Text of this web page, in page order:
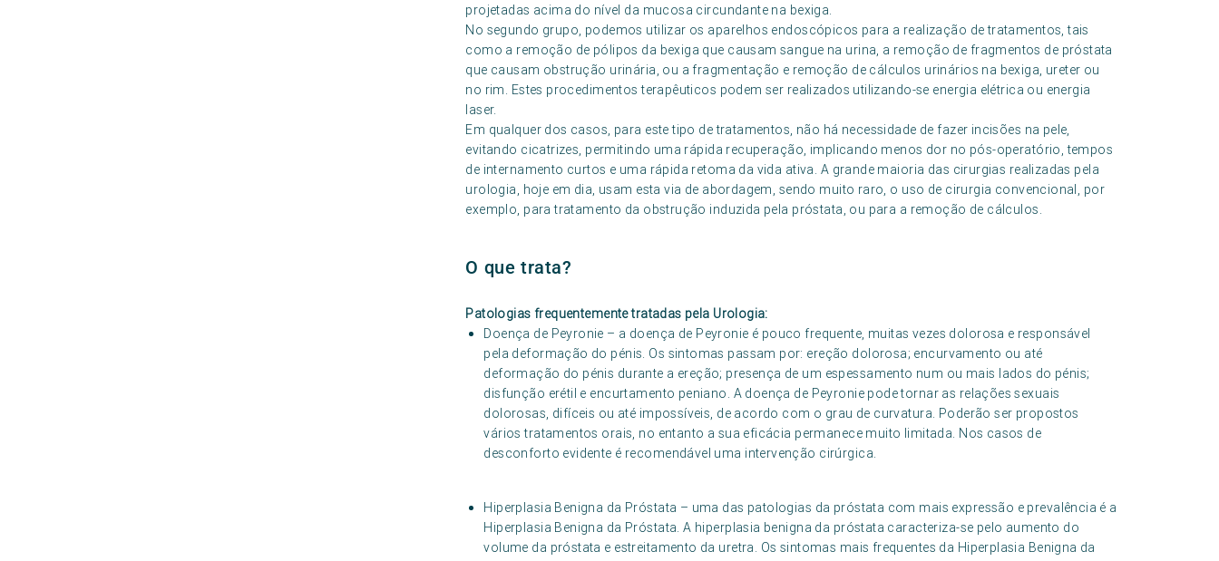
projetadas acima do nível da mucosa circundante na bexiga.
No segundo grupo, podemos utilizar os aparelhos endoscópicos para a realização de tratamentos, tais
como a remoção de pólipos da bexiga que causam sangue na urina, a remoção de fragmentos de próstata
que causam obstrução urinária, ou a fragmentação e remoção de cálculos urinários na bexiga, ureter ou
no rim. Estes procedimentos terapêuticos podem ser realizados utilizando-se energia elétrica ou energia
laser.
Em qualquer dos casos, para este tipo de tratamentos, não há necessidade de fazer incisões na pele,
evitando cicatrizes, permitindo uma rápida recuperação, implicando menos dor no pós-operatório, tempos
de internamento curtos e uma rápida retoma da vida ativa. A grande maioria das cirurgias realizadas pela
urologia, hoje em dia, usam esta via de abordagem, sendo muito raro, o uso de cirurgia convencional, por
exemplo, para tratamento da obstrução induzida pela próstata, ou para a remoção de cálculos.
O que trata?
Patologias frequentemente tratadas pela Urologia:
Doença de Peyronie – a doença de Peyronie é pouco frequente, muitas vezes dolorosa e responsável
pela deformação do pénis. Os sintomas passam por: ereção dolorosa; encurvamento ou até
deformação do pénis durante a ereção; presença de um espessamento num ou mais lados do pénis;
disfunção erétil e encurtamento peniano. A doença de Peyronie pode tornar as relações sexuais
dolorosas, difíceis ou até impossíveis, de acordo com o grau de curvatura. Poderão ser propostos
vários tratamentos orais, no entanto a sua eficácia permanece muito limitada. Nos casos de
desconforto evidente é recomendável uma intervenção cirúrgica.
Hiperplasia Benigna da Próstata – uma das patologias da próstata com mais expressão e prevalência é a
Hiperplasia Benigna da Próstata. A hiperplasia benigna da próstata caracteriza-se pelo aumento do
volume da próstata e estreitamento da uretra. Os sintomas mais frequentes da Hiperplasia Benigna da